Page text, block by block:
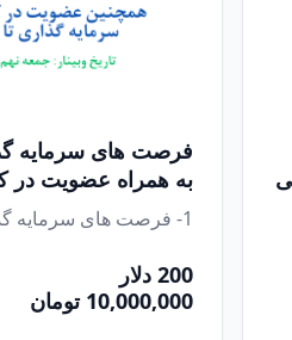
فرصت های سرمایه
به همراه عضویت در
1- فرصت های سرمایه گذاری ...
200 دلار
10,000,000 تومان